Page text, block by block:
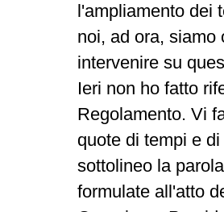
l'ampliamento dei
noi, ad ora, siamo
intervenire su
Ieri non ho fatto
Regolamento. Vi
quote di tempi e
sottolineo la
formulate all'atto